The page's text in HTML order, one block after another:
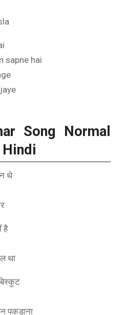
sapne hai
Song Normal
Hindi
थे
है
था
पकड़ाना